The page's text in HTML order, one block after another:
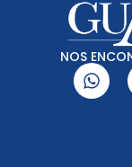
NOS